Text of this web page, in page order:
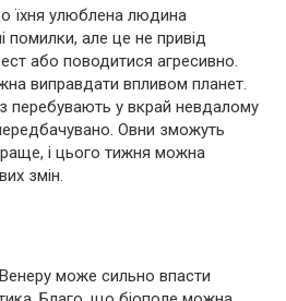
їхня улюблена людина
помилки, але це не привід
або поводитися агресивно.
виправдати впливом планет.
перебувають у вкрай невдалому
Овни зможуть
і цього тижня можна
змін.
може сильно впасти